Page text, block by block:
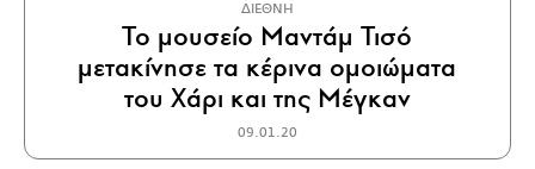
ΔΙΕΘΝΗ
Το μουσείο Μαντάμ Τισό
μετακίνησε τα κέρινα ομοιώματα
του Χάρι και της Μέγκαν
09.01.20